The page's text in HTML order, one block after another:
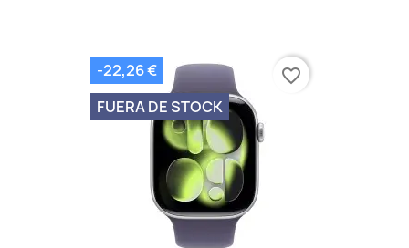
-22,26 €
FUERA DE STOCK
favorite_border